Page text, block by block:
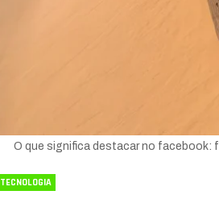
O que significa destacar no facebook:
TECNOLOGIA